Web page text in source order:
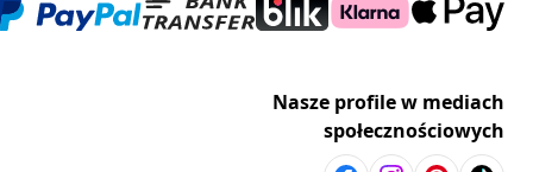
Nasze profile w mediach
społecznościowych